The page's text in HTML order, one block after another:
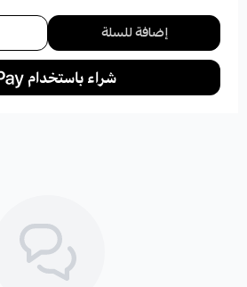
إضافة للسلة